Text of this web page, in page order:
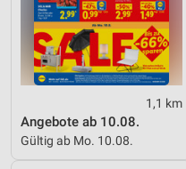
1,1 km
Angebote ab 10.08.
Gültig ab Mo. 10.08.